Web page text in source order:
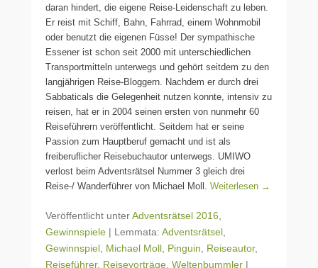
daran hindert, die eigene Reise-Leidenschaft zu leben.
Er reist mit Schiff, Bahn, Fahrrad, einem Wohnmobil
oder benutzt die eigenen Füsse! Der sympathische
Essener ist schon seit 2000 mit unterschiedlichen
Transportmitteln unterwegs und gehört seitdem zu den
langjährigen Reise-Bloggern. Nachdem er durch drei
Sabbaticals die Gelegenheit nutzen konnte, intensiv zu
reisen, hat er in 2004 seinen ersten von nunmehr 60
Reiseführern veröffentlicht. Seitdem hat er seine
Passion zum Hauptberuf gemacht und ist als
freiberuflicher Reisebuchautor unterwegs. UMIWO
verlost beim Adventsrätsel Nummer 3 gleich drei
Reise-/ Wanderführer von Michael Moll. Weiterlesen →
Veröffentlicht unterAdventsrätsel 2016
Gewinnspiele | Lemmata: Adventsrätsel
Gewinnspiel Michael Moll Pinguin Reiseautor,
Reiseführer, Reisevorträge Weltenbummler |